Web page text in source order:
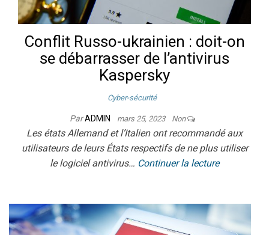
Conflit Russo-ukrainien : doit-on
se débarrasser de l’antivirus
Kaspersky
Cyber-sécurité
ParADMIN mars 25, 2023 Non
Les états Allemand et l’Italien ont recommandé aux
utilisateurs de leurs États respectifs de ne plus utiliser
le logiciel antivirus… Continuer la lecture